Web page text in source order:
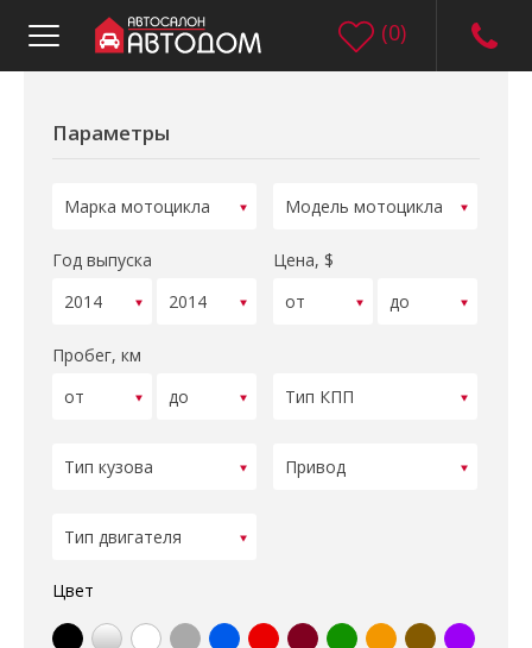
(0)
Параметры
Год выпуска Цена, $
Пробег, км
Цвет